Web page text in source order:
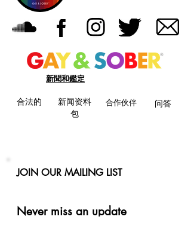
新聞和鑑定
合法的
新闻资料
包
合作伙伴 问答
JOIN OUR MAILING LIST
Never miss an update